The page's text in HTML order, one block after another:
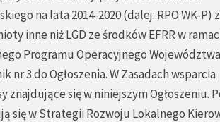
na lata 2014-2020 (dalej: RPO WK-P)
inne niż LGD ze środków EFRR w
Programu Operacyjnego Województwa
3 do Ogłoszenia. W Zasadach wsparcia
się w niniejszym Ogłoszeniu.
się w Strategii Rozwoju Lokalnego